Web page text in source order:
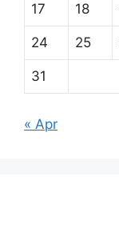
17 18
24 25
31
« Apr